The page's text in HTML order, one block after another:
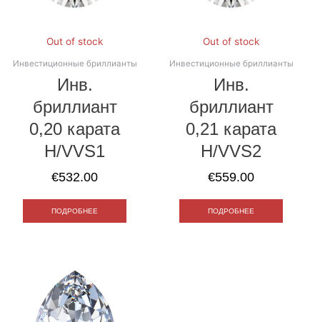
Out of stock
Инвестиционные бриллианты
Инв.
бриллиант
0,20 карата
H/VVS1
€532.00
ПОДРОБНЕЕ
Out of stock
Инвестиционные бриллианты
Инв.
бриллиант
0,21 карата
H/VVS2
€559.00
ПОДРОБНЕЕ